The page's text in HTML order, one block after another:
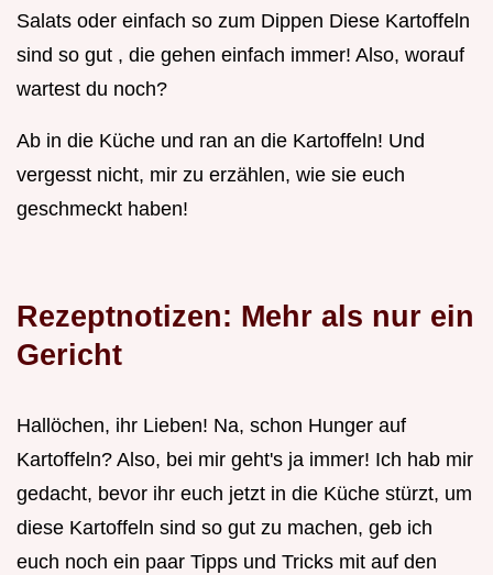
Salats oder einfach so zum Dippen Diese Kartoffeln
sind so gut , die gehen einfach immer! Also, worauf
wartest du noch?
Ab in die Küche und ran an die Kartoffeln! Und
vergesst nicht, mir zu erzählen, wie sie euch
geschmeckt haben!
Rezeptnotizen: Mehr als nur ein
Gericht
Hallöchen, ihr Lieben! Na, schon Hunger auf
Kartoffeln? Also, bei mir geht's ja immer! Ich hab mir
gedacht, bevor ihr euch jetzt in die Küche stürzt, um
diese Kartoffeln sind so gut zu machen, geb ich
euch noch ein paar Tipps und Tricks mit auf den